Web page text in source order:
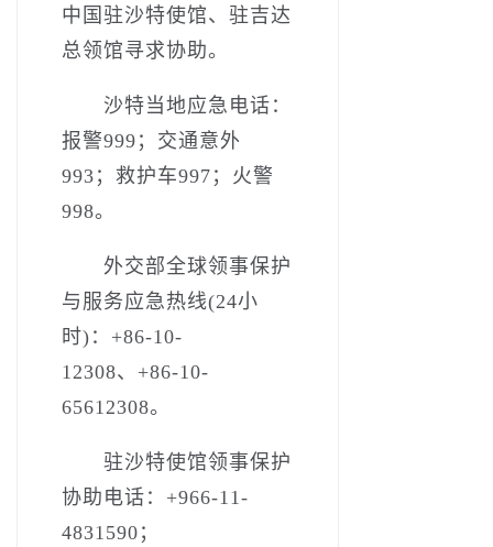
中国驻沙特使馆、驻吉达
总领馆寻求协助。
沙特当地应急电话：
报警999；交通意外
993；救护车997；火警
998。
外交部全球领事保护
与服务应急热线(24小
时)：+86-10-
12308、+86-10-
65612308。
驻沙特使馆领事保护
协助电话：+966-11-
4831590；